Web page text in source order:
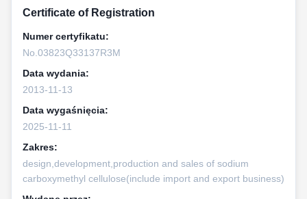
Certificate of Registration
Numer certyfikatu:
No.03823Q33137R3M
Data wydania:
2013-11-13
Data wygaśnięcia:
2025-11-11
Zakres:
design,development,production and sales of sodium
carboxymethyl cellulose(include import and export business)